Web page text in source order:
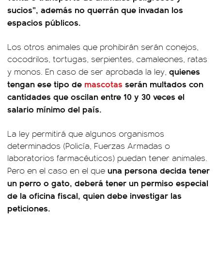
sucios”, además no querrán que invadan los
espacios públicos.
Los otros animales que prohibirán serán conejos,
cocodrilos, tortugas, serpientes, camaleones, ratas
y monos. En caso de ser aprobada la ley, quienes
tengan ese tipo de mascotas serán multados con
cantidades que oscilan entre 10 y 30 veces el
salario mínimo del país.
La ley permitirá que algunos organismos
determinados (Policía, Fuerzas Armadas o
laboratorios farmacéuticos) puedan tener animales.
Pero en el caso en el que una persona decida tener
un perro o gato, deberá tener un permiso especial
de la oficina fiscal, quien debe investigar las
peticiones.